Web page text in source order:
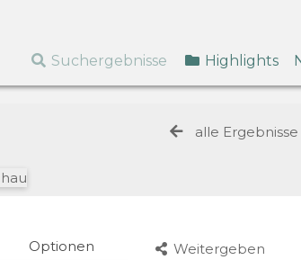
Suchergebnisse Highlights
alle
Optionen
Weitergeben